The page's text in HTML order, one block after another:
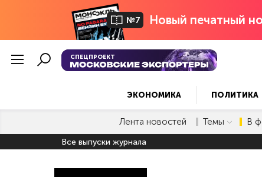
№7 Новый печатный
СПЕЦПРОЕКТ
ЭКОНОМИКА ПОЛИТИКА
Лента новостей Темы В
Все выпуски журнала